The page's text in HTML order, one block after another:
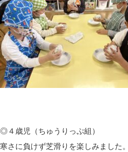
◎４歳児（ちゅうりっぷ組）
寒さに負けず芝滑りを楽しみました。